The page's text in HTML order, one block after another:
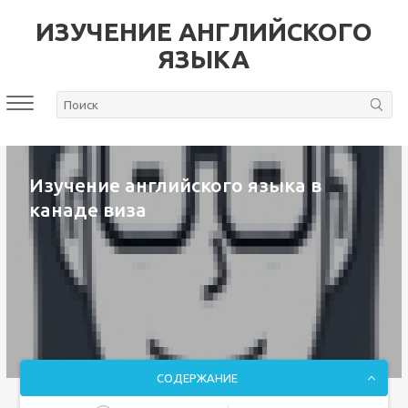
ИЗУЧЕНИЕ АНГЛИЙСКОГО
ЯЗЫКА
Изучение английского языка в
канаде виза
СОДЕРЖАНИЕ